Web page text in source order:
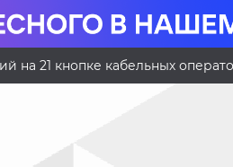
на 21 кнопке кабельных